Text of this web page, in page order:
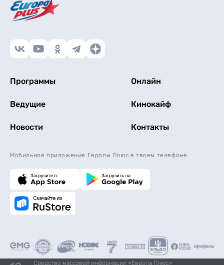
Программы Онлайн
Ведущие Кинокайф
Новости Контакты
Мобильное приложение Европы Плюс в твоем телефоне.
Средство массовой информации «Европа Плюс»